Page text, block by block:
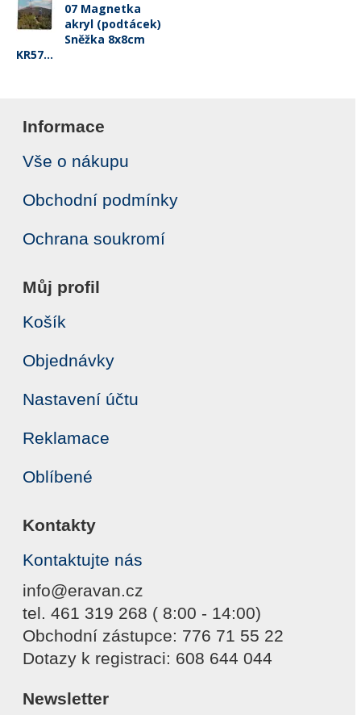
07 Magnetka
akryl (podtácek)
Sněžka 8x8cm
KR57...
Informace
Vše o nákupu
Obchodní podmínky
Ochrana soukromí
Můj profil
Košík
Objednávky
Nastavení účtu
Reklamace
Oblíbené
Kontakty
Kontaktujte nás
info@eravan.cz
tel. 461 319 268 ( 8:00 - 14:00)
Obchodní zástupce: 776 71 55 22
Dotazy k registraci: 608 644 044
Newsletter